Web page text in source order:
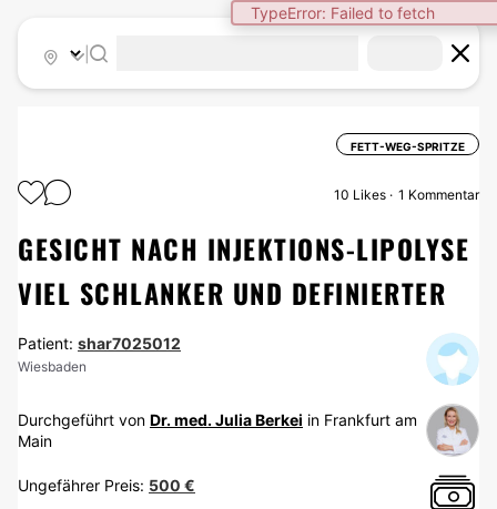
TypeError: Failed to fetch
FETT-WEG-SPRITZE
10 Likes 1 Kommentar
GESICHT NACH INJEKTIONS-LIPOLYSE
VIEL SCHLANKER UND DEFINIERTER
Patient: shar7025012
Wiesbaden
Durchgeführt von Dr. med. Julia Berkei in Frankfurt am
Main
Ungefährer Preis: 500 €